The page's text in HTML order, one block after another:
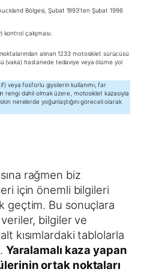
Bölgesi, Şubat 1993’ten Şubat 1996
çalışması.
alınan 1233 motosiklet sürücüsü
(vaka) hastanede tedaviye veya ölüme yol
veya fosforlu giysilerin kullanımı, far
rengi dahil olmak üzere, motosiklet kazasıyla
nerelerde yoğunlaştığını göreceli olarak
rağmen biz
için önemli bilgileri
geçtim. Bu sonuçlara
veriler, bilgiler ve
kısımlardaki tablolarla
Yaralamalı kaza yapan
ortak noktaları